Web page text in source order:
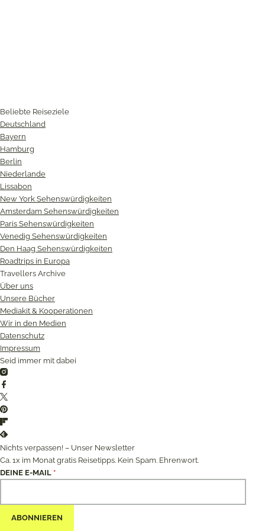
Beliebte Reiseziele
Deutschland
Bayern
Hamburg
Berlin
Niederlande
Lissabon
New York Sehenswürdigkeiten
Amsterdam Sehenswürdigkeiten
Paris Sehenswürdigkeiten
Venedig Sehenswürdigkeiten
Den Haag Sehenswürdigkeiten
Roadtrips in Europa
Travellers Archive
Über uns
Unsere Bücher
Mediakit & Kooperationen
Wir in den Medien
Datenschutz
Impressum
Seid immer mit dabei
Instagram
Twitter
Pinterest
Flipboard
Feedly
Nichts verpassen! – Unser Newsletter
Ca. 1x im Monat gratis Reisetipps. Kein Spam. Ehrenwort.
DEINE E-MAIL *
ABONNIEREN